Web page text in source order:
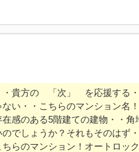
・貴方の 「次」 を応援する
ない・・こちらのマンション
感のある5階建ての建物・・
のでしょうか？それもそのは
らのマンション！オートロッ